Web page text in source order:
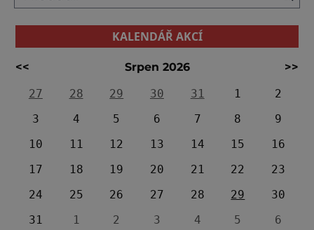
KALENDÁŘ AKCÍ
<< Srpen 2026
>>
27
28 29 30 31 1
2
3
4 5 6 7 8
9
10
11 12 13 14 15
16
17
18 19 20 21 22
23
24
25 26 27 28 29
30
31
1 2 3 4 5 6